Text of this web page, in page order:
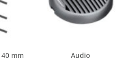
mm Audio